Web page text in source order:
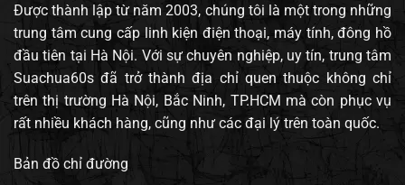
Được thành lập từ năm 2003, chúng tôi là một trong những
trung tâm cung cấp linh kiện điện thoại, máy tính, đông hồ
đầu tiên tại Hà Nội. Với sự chuyên nghiệp, uy tín, trung tâm
Suachua60s đã trở thành địa chỉ quen thuộc không chỉ
trên thị trường Hà Nội, Bắc Ninh, TP.HCM mà còn phục vụ
rất nhiều khách hàng, cũng như các đại lý trên toàn quốc.
Bản đồ chỉ đường